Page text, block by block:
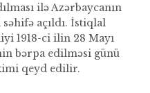
ilə Azərbaycanın
açıldı. İstiqlal
1918-ci ilin 28 Mayı
bərpa edilməsi günü
qeyd edilir.